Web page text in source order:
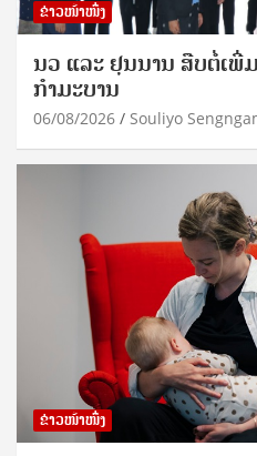
ຂ່າວໜ້າໜຶ່ງ
ນວ ແລະ ຢຸນນານ ສືບຕໍ່ເພີ່
ກຳມະບານ
06/08/2026 Souliyo
ຂ່າວໜ້າໜຶ່ງ